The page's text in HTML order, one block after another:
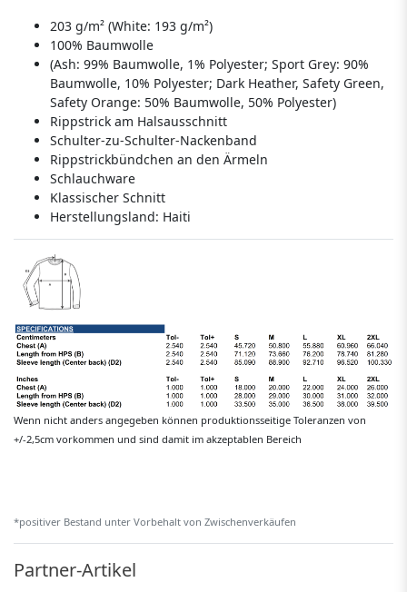
203 g/m² (White: 193 g/m²)
100% Baumwolle
(Ash: 99% Baumwolle, 1% Polyester; Sport Grey: 90%
Baumwolle, 10% Polyester; Dark Heather, Safety Green,
Safety Orange: 50% Baumwolle, 50% Polyester)
Rippstrick am Halsausschnitt
Schulter-zu-Schulter-Nackenband
Rippstrickbündchen an den Ärmeln
Schlauchware
Klassischer Schnitt
Herstellungsland: Haiti
Wenn nicht anders angegeben können produktionsseitige Toleranzen von
+/-2,5cm vorkommen und sind damit im akzeptablen Bereich
*positiver Bestand unter Vorbehalt von Zwischenverkäufen
Partner-Artikel